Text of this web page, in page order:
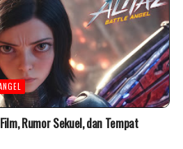
Rumor Sekuel, dan Tempat